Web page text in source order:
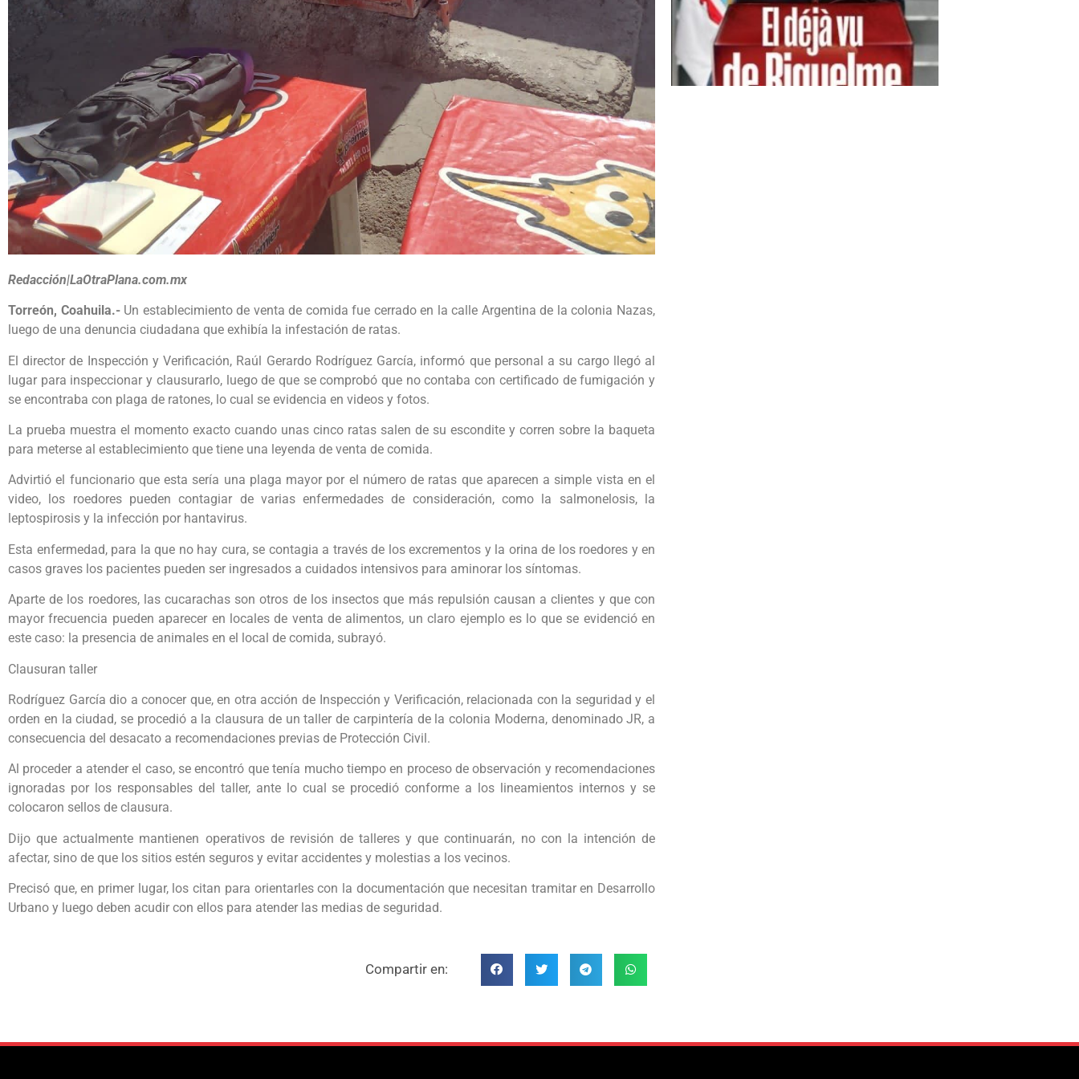
Redacción|LaOtraPlana.com.mx
Torreón, Coahuila.-Un establecimiento de venta de comida fue cerrado en la calle Argentina de la colonia Nazas,
luego de una denuncia ciudadana que exhibía la infestación de ratas.
El director de Inspección y Verificación, Raúl Gerardo Rodríguez García, informó que personal a su cargo llegó al
lugar para inspeccionar y clausurarlo, luego de que se comprobó que no contaba con certificado de fumigación y
se encontraba con plaga de ratones, lo cual se evidencia en videos y fotos.
La prueba muestra el momento exacto cuando unas cinco ratas salen de su escondite y corren sobre la baqueta
para meterse al establecimiento que tiene una leyenda de venta de comida.
Advirtió el funcionario que esta sería una plaga mayor por el número de ratas que aparecen a simple vista en el
video, los roedores pueden contagiar de varias enfermedades de consideración, como la salmonelosis, la
leptospirosis y la infección por hantavirus.
Esta enfermedad, para la que no hay cura, se contagia a través de los excrementos y la orina de los roedores y en
casos graves los pacientes pueden ser ingresados a cuidados intensivos para aminorar los síntomas.
Aparte de los roedores, las cucarachas son otros de los insectos que más repulsión causan a clientes y que con
mayor frecuencia pueden aparecer en locales de venta de alimentos, un claro ejemplo es lo que se evidenció en
este caso: la presencia de animales en el local de comida, subrayó.
Clausuran taller
Rodríguez García dio a conocer que, en otra acción de Inspección y Verificación, relacionada con la seguridad y el
orden en la ciudad, se procedió a la clausura de un taller de carpintería de la colonia Moderna, denominado JR, a
consecuencia del desacato a recomendaciones previas de Protección Civil.
Al proceder a atender el caso, se encontró que tenía mucho tiempo en proceso de observación y recomendaciones
ignoradas por los responsables del taller, ante lo cual se procedió conforme a los lineamientos internos y se
colocaron sellos de clausura.
Dijo que actualmente mantienen operativos de revisión de talleres y que continuarán, no con la intención de
afectar, sino de que los sitios estén seguros y evitar accidentes y molestias a los vecinos.
Precisó que, en primer lugar, los citan para orientarles con la documentación que necesitan tramitar en Desarrollo
Urbano y luego deben acudir con ellos para atender las medias de seguridad.
Compartir en: